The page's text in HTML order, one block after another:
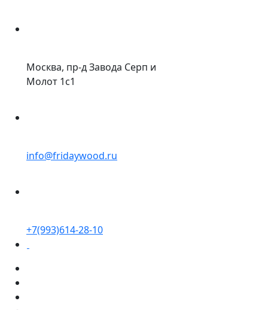
Москва, пр-д Завода Серп и
Молот 1с1
info@fridaywood.ru
+7(993)614-28-10